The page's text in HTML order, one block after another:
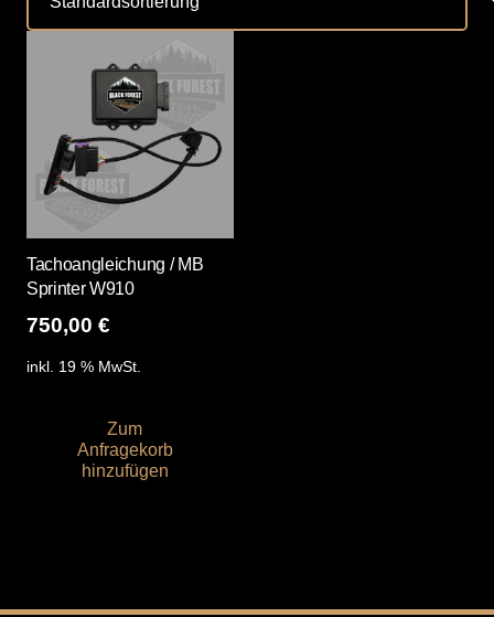
Tachoangleichung / MB
Sprinter W910
750,00 €
inkl. 19 % MwSt.
Zum
Anfragekorb
hinzufügen